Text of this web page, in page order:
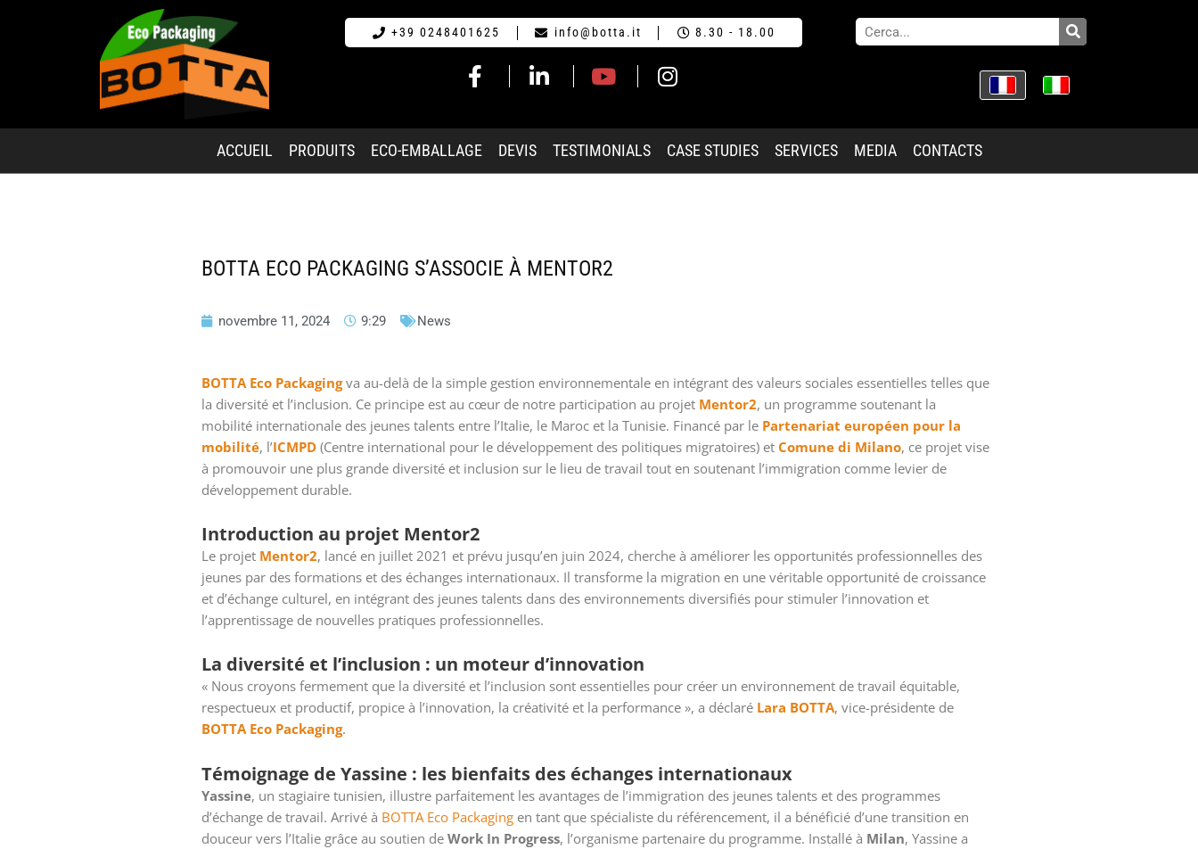
+39 0248401625 info@botta.it 8.30 - 18.00
ACCUEIL PRODUITS ECO-EMBALLAGE DEVIS TESTIMONIALS CASE STUDIES SERVICES MEDIA CONTACTS
BOTTA ECO PACKAGING S’ASSOCIE À MENTOR2
novembre 11, 2024 9:29 News
BOTTA Eco Packagingva au-delà de la simple gestion environnementale en intégrant des valeurs sociales essentielles telles que
la diversité et l’inclusion. Ce principe est au cœur de notre participation au projet Mentor2, un programme soutenant la
mobilité internationale des jeunes talents entre l’Italie, le Maroc et la Tunisie. Financé par le Partenariat européen pour la
mobilité, l’ICMPD (Centre international pour le développement des politiques migratoires) et Comune di Milano, ce projet vise
à promouvoir une plus grande diversité et inclusion sur le lieu de travail tout en soutenant l’immigration comme levier de
développement durable.
Introduction au projet Mentor2
Le projet Mentor2, lancé en juillet 2021 et prévu jusqu’en juin 2024, cherche à améliorer les opportunités professionnelles des
jeunes par des formations et des échanges internationaux. Il transforme la migration en une véritable opportunité de croissance
et d’échange culturel, en intégrant des jeunes talents dans des environnements diversifiés pour stimuler l’innovation et
l’apprentissage de nouvelles pratiques professionnelles.
La diversité et l’inclusion : un moteur d’innovation
« Nous croyons fermement que la diversité et l’inclusion sont essentielles pour créer un environnement de travail équitable,
respectueux et productif, propice à l’innovation, la créativité et la performance », a déclaré Lara BOTTA, vice-présidente de
BOTTA Eco Packaging.
Témoignage de Yassine : les bienfaits des échanges internationaux
Yassine, un stagiaire tunisien, illustre parfaitement les avantages de l’immigration des jeunes talents et des programmes
d’échange de travail. Arrivé à BOTTA Eco Packaging en tant que spécialiste du référencement, il a bénéficié d’une transition en
douceur vers l’Italie grâce au soutien de Work In Progress, l’organisme partenaire du programme. Installé à Milan, Yassine a